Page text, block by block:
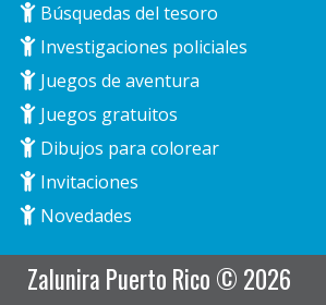
Búsquedas del tesoro
Investigaciones policiales
Juegos de aventura
Juegos gratuitos
Dibujos para colorear
Invitaciones
Novedades
Zalunira Puerto Rico © 2026